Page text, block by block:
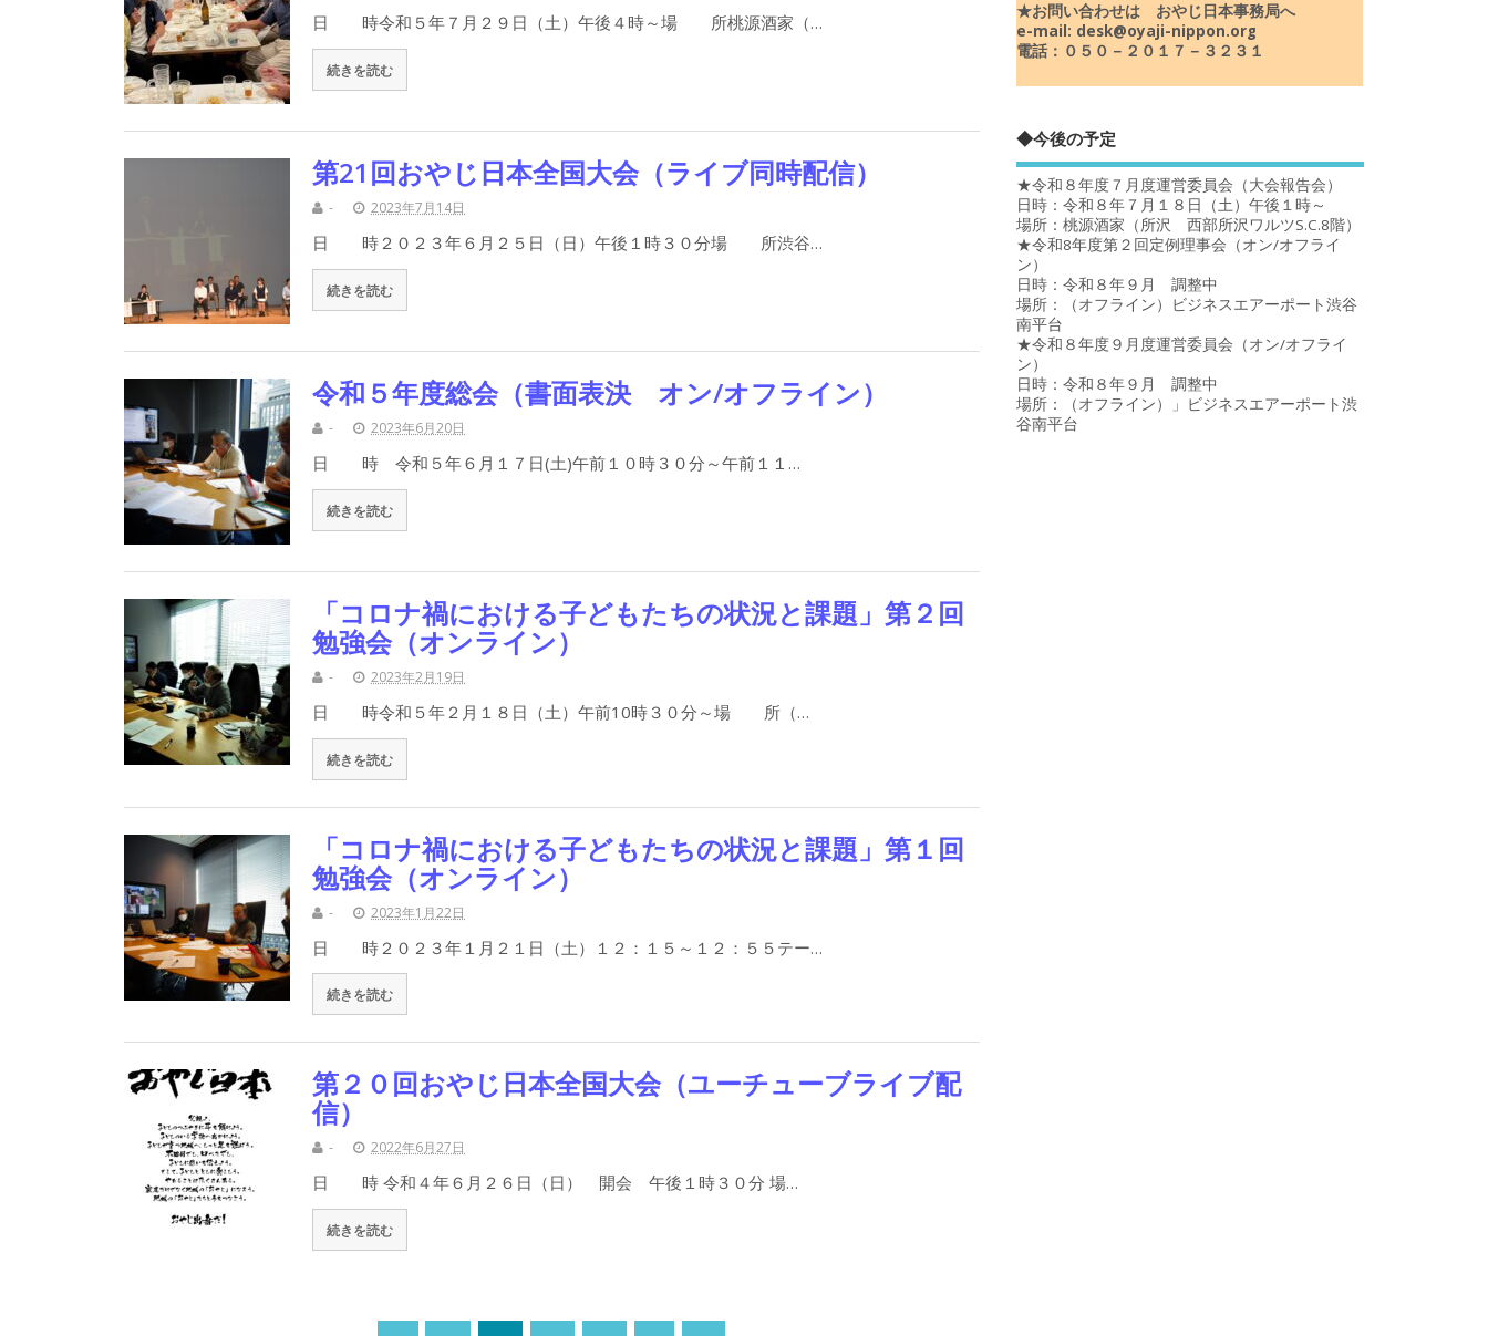
日 時令和５年７月２９日（土）午後４時～場 所桃源酒家（…
続きを読む
第21回おやじ日本全国大会（ライブ同時配信）
- 2023年7月14日
日 時２０２３年６月２５日（日）午後１時３０分場 所渋谷…
続きを読む
令和５年度総会（書面表決 オン/オフライン）
- 2023年6月20日
日 時 令和５年６月１７日(土)午前１０時３０分～午前１１…
続きを読む
「コロナ禍における子どもたちの状況と課題」第２回
勉強会（オンライン）
- 2023年2月19日
日 時令和５年２月１８日（土）午前10時３０分～場 所（…
続きを読む
「コロナ禍における子どもたちの状況と課題」第１回
勉強会（オンライン）
- 2023年1月22日
日 時２０２３年１月２１日（土）１２：１５～１２：５５テー…
続きを読む
第２０回おやじ日本全国大会（ユーチューブライブ配
信）
- 2022年6月27日
日 時 令和４年６月２６日（日） 開会 午後１時３０分 場…
続きを読む
★お問い合わせは おやじ日本事務局へ
e-mail: desk@oyaji-nippon.org
電話：０５０－２０１７－３２３１
◆今後の予定
★令和８年度７月度運営委員会（大会報告会）
日時：令和８年７月１８日（土）午後１時～
場所：桃源酒家（所沢 西部所沢ワルツS.C.8階）
★令和8年度第２回定例理事会（オン/オフライ
ン）
日時：令和８年９月 調整中
場所：（オフライン）ビジネスエアーポート渋谷
南平台
★令和８年度９月度運営委員会（オン/オフライ
ン）
日時：令和８年９月 調整中
場所：（オフライン）」ビジネスエアーポート渋
谷南平台